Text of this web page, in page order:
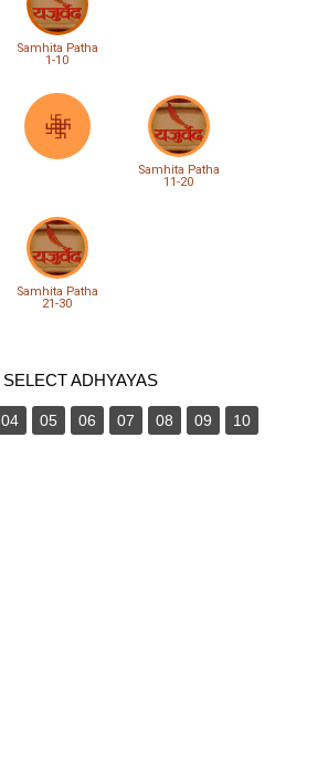
Samhita Patha
1-10
Samhita Patha
11-20
Samhita Patha
21-30
SELECT ADHYAYAS
04 05 06 07 08 09 10